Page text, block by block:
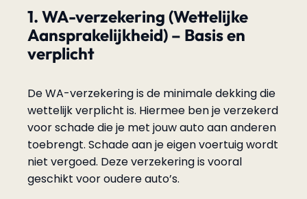
1. WA-verzekering (Wettelijke
Aansprakelijkheid) – Basis en
verplicht
De WA-verzekering is de minimale dekking die
wettelijk verplicht is. Hiermee ben je verzekerd
voor schade die je met jouw auto aan anderen
toebrengt. Schade aan je eigen voertuig wordt
niet vergoed. Deze verzekering is vooral
geschikt voor oudere auto’s.